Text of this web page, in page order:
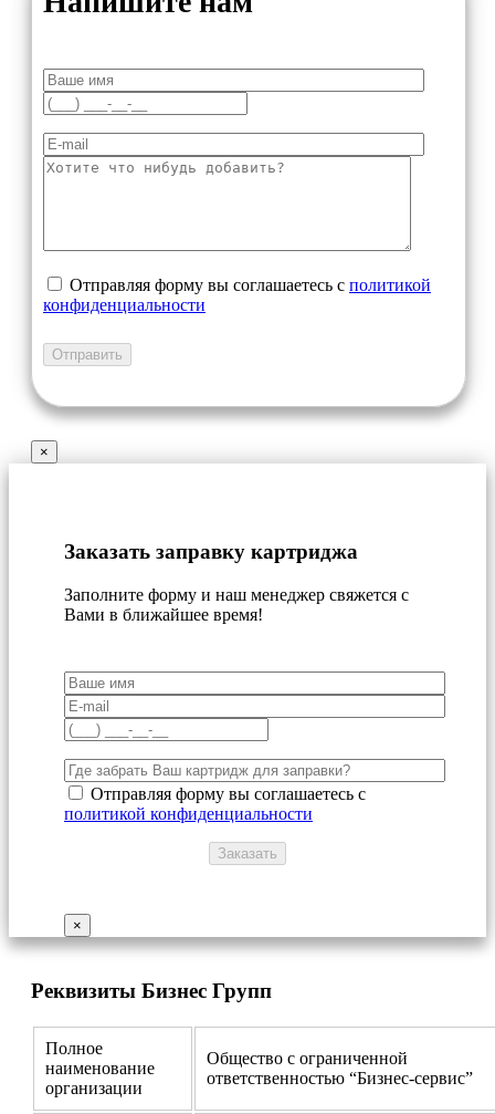
Отправляя форму вы соглашаетесь с политикой
конфиденциальности
×
Заказать заправку картриджа
Заполните форму и наш менеджер свяжется с
Вами в ближайшее время!
Отправляя форму вы соглашаетесь с
политикой конфиденциальности
×
Реквизиты Бизнес Групп
Полное
наименование
организации
Общество с ограниченной
ответственностью “Бизнес-сервис”